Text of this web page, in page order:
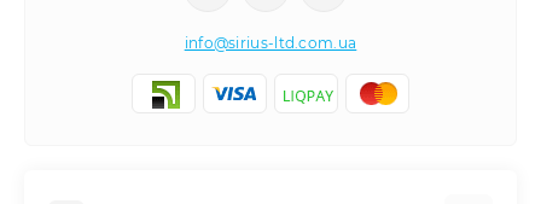
info@sirius-ltd.com.ua